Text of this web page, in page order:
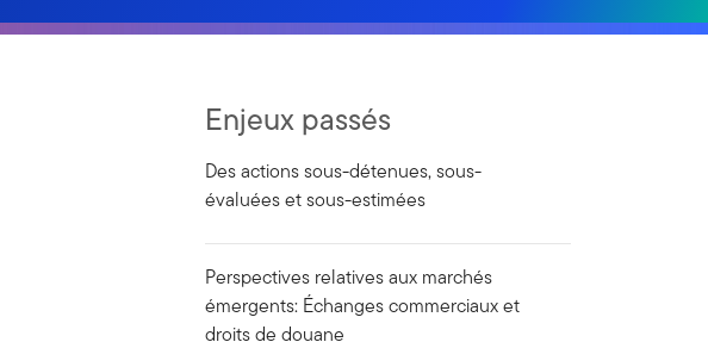
Enjeux passés
Des actions sous-détenues, sous-
évaluées et sous-estimées
Perspectives relatives aux marchés
émergents: Échanges commerciaux et
droits de douane